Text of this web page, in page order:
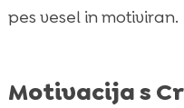
pes vesel in motiviran.
Motivacija s